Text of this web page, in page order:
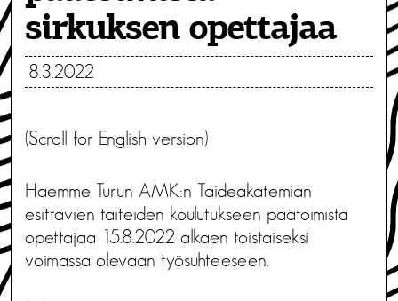
sirkuksen opettajaa
8.3.2022
(Scroll for English version)
Haemme Turun AMK:n Taideakatemian
esittävien taiteiden koulutukseen päätoimista
opettajaa 15.8.2022 alkaen toistaiseksi
voimassa olevaan työsuhteeseen.